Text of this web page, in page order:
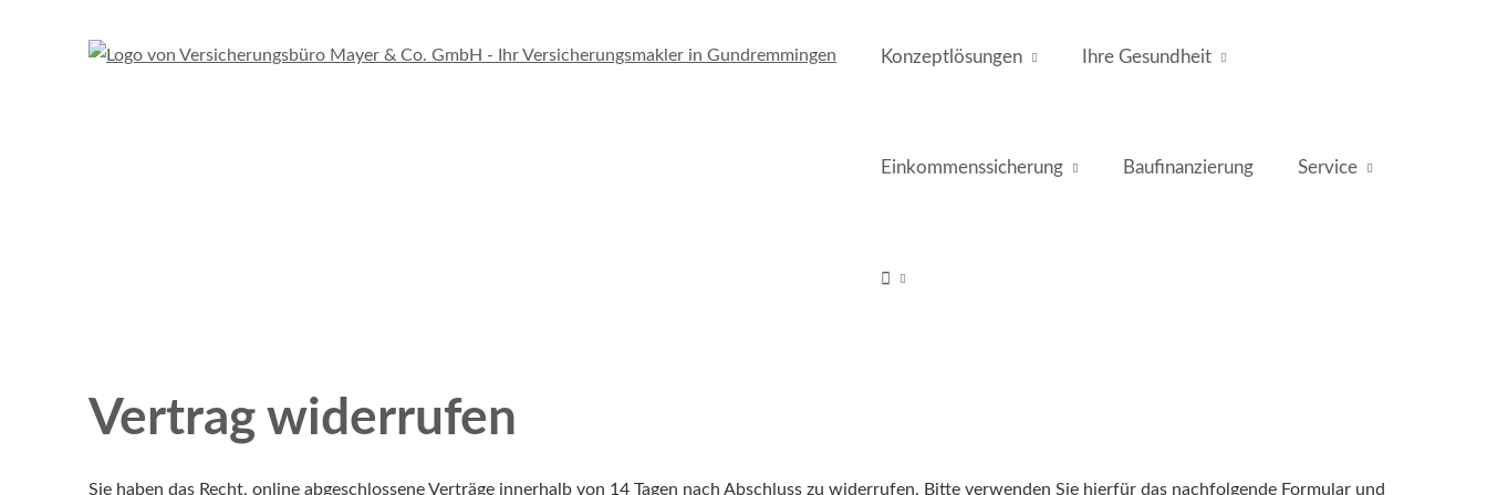
Konzeptlösungen Ihre Gesundheit
Einkommenssicherung Baufinanzierung Service
Vertrag widerrufen
Sie haben das Recht, online abgeschlossene Verträge innerhalb von 14 Tagen nach Abschluss zu widerrufen. Bitte verwenden Sie hierfür das nachfolgende Formular und